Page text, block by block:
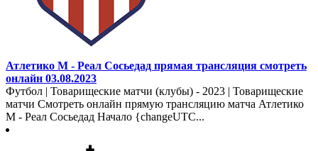
Атлетико М - Реал Сосьедад прямая трансляция смотреть
онлайн 03.08.2023
Футбол | Товарищеские матчи (клубы) - 2023 | Товарищеские
матчи Смотреть онлайн прямую трансляцию матча Атлетико
М - Реал Сосьедад Начало {changeUTC...